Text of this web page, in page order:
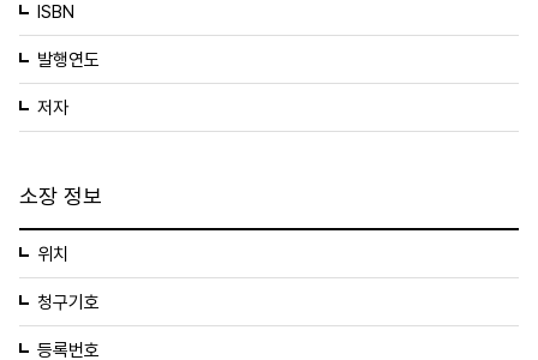
ISBN
발행연도
저자
소장 정보
위치
청구기호
등록번호